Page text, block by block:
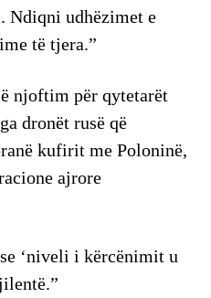
Ndiqni udhëzimet e
të tjera.”
njoftim për qytetarët
dronët rusë që
kufirit me Poloninë,
ajrore
‘niveli i kërcënimit u